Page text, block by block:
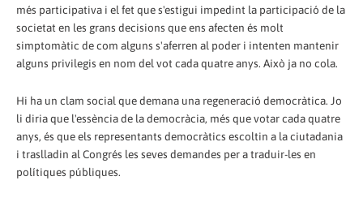
més participativa i el fet que s'estigui impedint la participació de la
societat en les grans decisions que ens afecten és molt
simptomàtic de com alguns s'aferren al poder i intenten mantenir
alguns privilegis en nom del vot cada quatre anys. Això ja no cola.
Hi ha un clam social que demana una regeneració democràtica. Jo
li diria que l'essència de la democràcia, més que votar cada quatre
anys, és que els representants democràtics escoltin a la ciutadania
i traslladin al Congrés les seves demandes per a traduir-les en
polítiques públiques.